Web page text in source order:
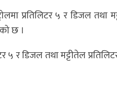
प्रतिलिटर ५ र डिजल तथा
छ ।
५ र डिजल तथा मट्टीतेल